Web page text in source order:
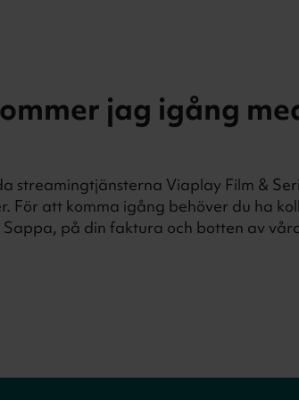
jag igång
streamingtjänsterna Viaplay Film &
För att komma igång behöver du ha
på din faktura och botten av